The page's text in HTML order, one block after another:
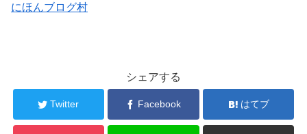
にほんブログ村
シェアする
Twitter Facebook はてブ